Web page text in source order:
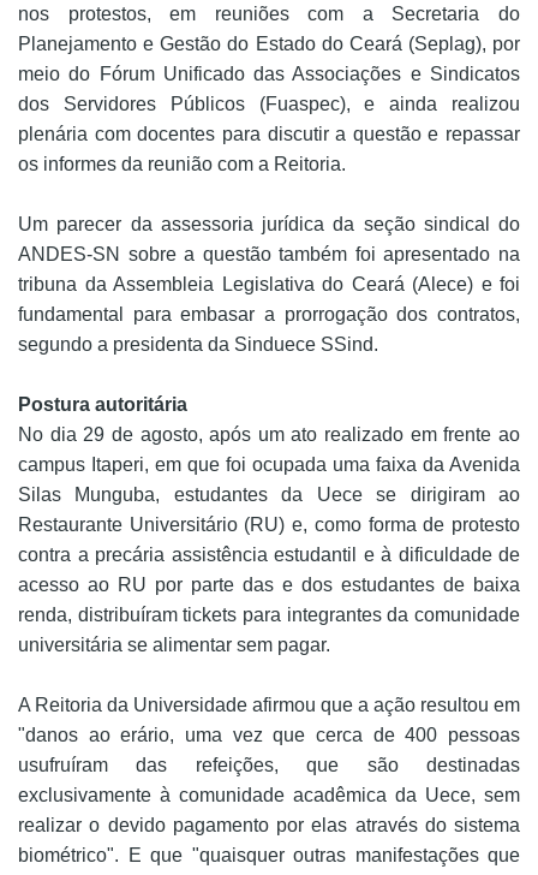
nos protestos, em reuniões com a Secretaria do
Planejamento e Gestão do Estado do Ceará (Seplag), por
meio do Fórum Unificado das Associações e Sindicatos
dos Servidores Públicos (Fuaspec), e ainda realizou
plenária com docentes para discutir a questão e repassar
os informes da reunião com a Reitoria.
Um parecer da assessoria jurídica da seção sindical do
ANDES-SN sobre a questão também foi apresentado na
tribuna da Assembleia Legislativa do Ceará (Alece) e foi
fundamental para embasar a prorrogação dos contratos,
segundo a presidenta da Sinduece SSind.
Postura autoritária
No dia 29 de agosto, após um ato realizado em frente ao
campus Itaperi, em que foi ocupada uma faixa da Avenida
Silas Munguba, estudantes da Uece se dirigiram ao
Restaurante Universitário (RU) e, como forma de protesto
contra a precária assistência estudantil e à dificuldade de
acesso ao RU por parte das e dos estudantes de baixa
renda, distribuíram tickets para integrantes da comunidade
universitária se alimentar sem pagar.
A Reitoria da Universidade afirmou que a ação resultou em
"danos ao erário, uma vez que cerca de 400 pessoas
usufruíram das refeições, que são destinadas
exclusivamente à comunidade acadêmica da Uece, sem
realizar o devido pagamento por elas através do sistema
biométrico". E que "quaisquer outras manifestações que